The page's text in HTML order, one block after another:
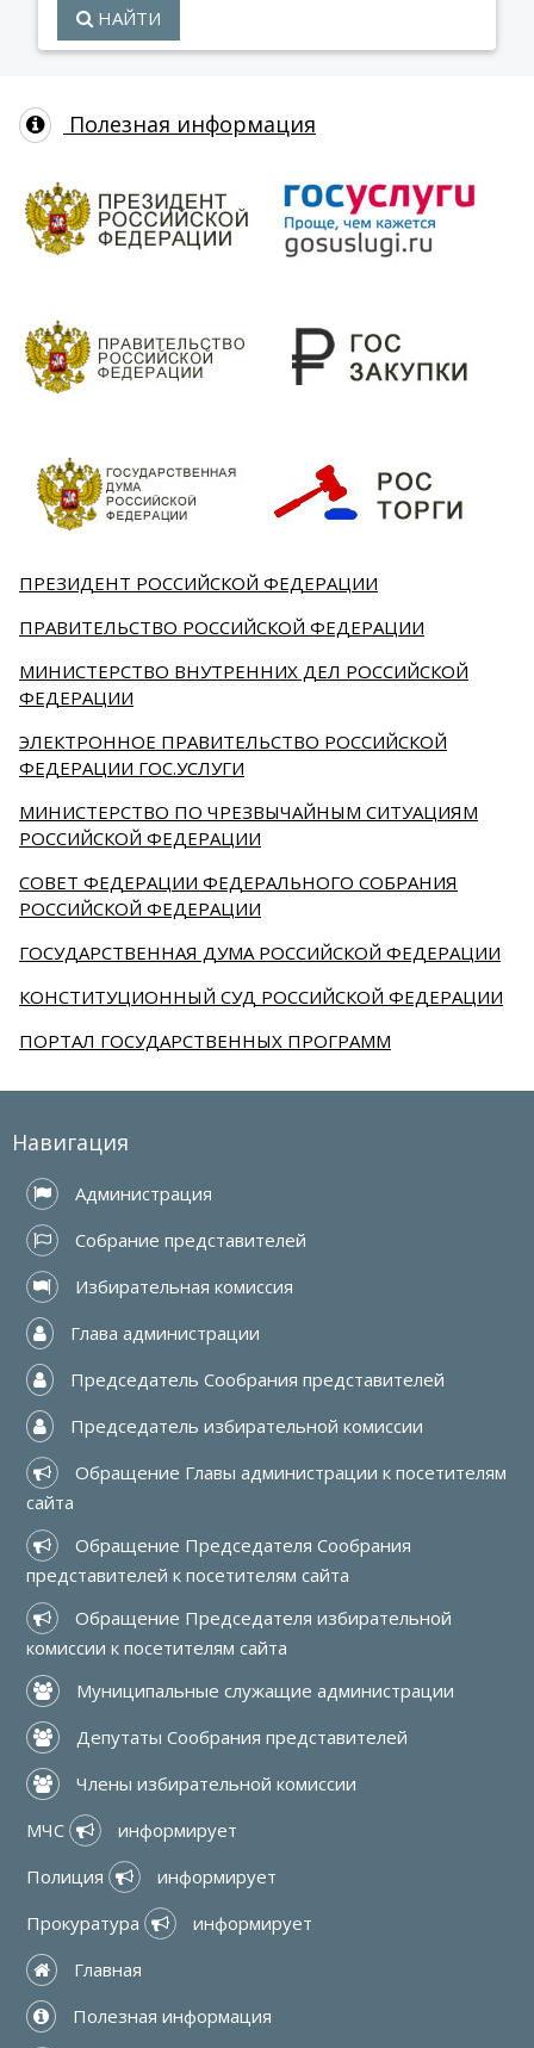
НАЙТИ
Полезная информация
ПРЕЗИДЕНТ РОССИЙСКОЙ ФЕДЕРАЦИИ
ПРАВИТЕЛЬСТВО РОССИЙСКОЙ ФЕДЕРАЦИИ
МИНИСТЕРСТВО ВНУТРЕННИХ ДЕЛ РОССИЙСКОЙ
ФЕДЕРАЦИИ
ЭЛЕКТРОННОЕ ПРАВИТЕЛЬСТВО РОССИЙСКОЙ
ФЕДЕРАЦИИ ГОС.УСЛУГИ
МИНИСТЕРСТВО ПО ЧРЕЗВЫЧАЙНЫМ СИТУАЦИЯМ
РОССИЙСКОЙ ФЕДЕРАЦИИ
СОВЕТ ФЕДЕРАЦИИ ФЕДЕРАЛЬНОГО СОБРАНИЯ
РОССИЙСКОЙ ФЕДЕРАЦИИ
ГОСУДАРСТВЕННАЯ ДУМА РОССИЙСКОЙ ФЕДЕРАЦИИ
КОНСТИТУЦИОННЫЙ СУД РОССИЙСКОЙ ФЕДЕРАЦИИ
ПОРТАЛ ГОСУДАРСТВЕННЫХ ПРОГРАММ
Навигация
Администрация
Собрание представителей
Избирательная комиссия
Глава администрации
Председатель Сообрания представителей
Председатель избирательной комиссии
Обращение Главы администрации к посетителям
сайта
Обращение Председателя Сообрания
представителей к посетителям сайта
Обращение Председателя избирательной
комиссии к посетителям сайта
Муниципальные служащие администрации
Депутаты Сообрания представителей
Члены избирательной комиссии
МЧС
информирует
Полиция
информирует
Прокуратура
информирует
Главная
Полезная информация